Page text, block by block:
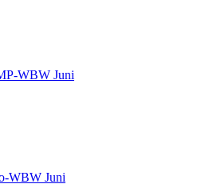
WBW Juni
WBW Juni